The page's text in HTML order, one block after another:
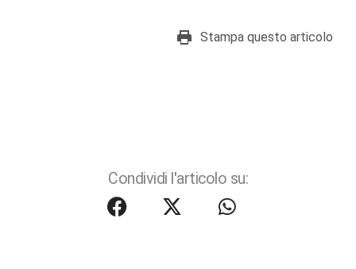
Stampa questo articolo
Condividi l'articolo su: